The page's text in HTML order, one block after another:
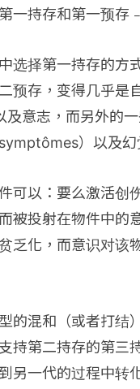
一持存和第一预存
选择第一持存的方
预存，变得几乎是
及意志，而另外的
）以及
可以：要么激活创
被投射在物件中的
乏化，而意识对该
的混和（或者打结
持第二持存的第三
另一代的过程中转